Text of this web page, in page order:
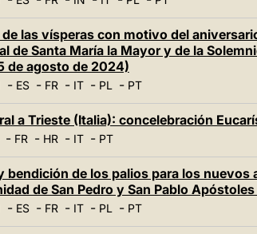
las vísperas con motivo del
de Santa María la Mayor y de la
de agosto de 2024)
- ES- FR- IT- PL- PT
a Trieste (Italia): concelebración
FR- HR- IT- PT
bendición de los palios para los
de San Pedro y San Pablo
- ES- FR- IT- PL- PT